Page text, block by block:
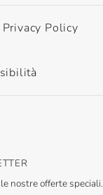
Privacy Policy
nostre offerte speciali.